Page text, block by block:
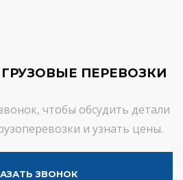
ПЕРЕВОЗКИ
чтобы обсудить детали
и узнать цены.
ЗВОНОК